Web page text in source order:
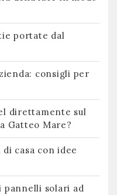
portate dal
consigli per
direttamente sul
Gatteo Mare?
casa con idee
pannelli solari ad